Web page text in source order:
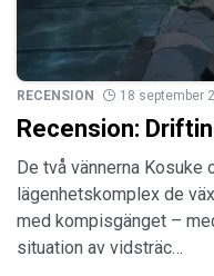
RECENSION 18 september
Recension:
De två vännerna
lägenhetskomplex de
med kompisgänget –
situation av vidsträc…